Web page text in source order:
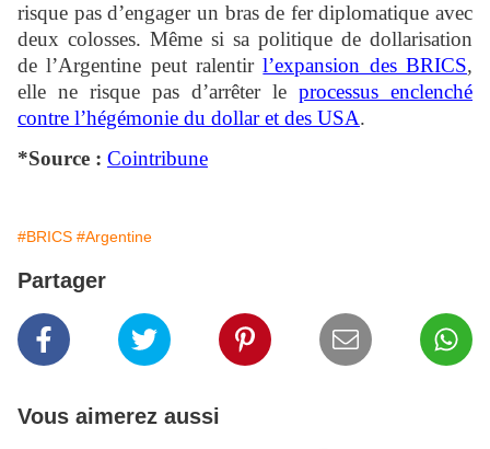
risque pas d’engager un bras de fer diplomatique avec
deux colosses. Même si sa politique de dollarisation
de l’Argentine peut ralentirl’expansion des BRICS,
elle ne risque pas d’arrêter le processus enclenché
contre l’hégémonie du dollar et des USA.
*Source : Cointribune
#BRICS #Argentine
Partager
Vous aimerez aussi